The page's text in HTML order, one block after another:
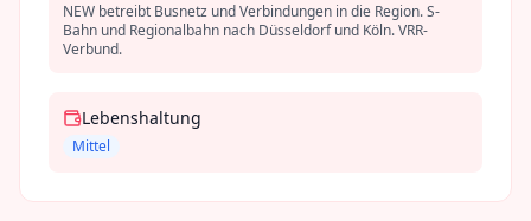
NEW betreibt Busnetz und Verbindungen in die Region. S-
Bahn und Regionalbahn nach Düsseldorf und Köln. VRR-
Verbund.
Lebenshaltung
Mittel